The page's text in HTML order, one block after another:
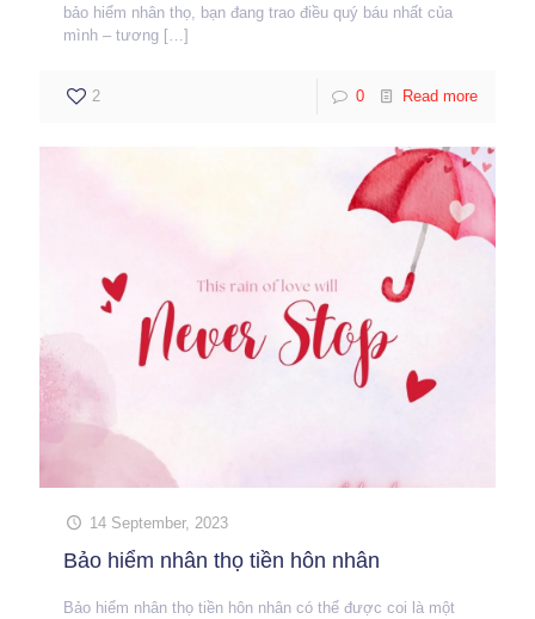
bảo hiểm nhân thọ, bạn đang trao điều quý báu nhất của
mình – tương […]
2 0 Read more
14 September, 2023
Bảo hiểm nhân thọ tiền hôn nhân
Bảo hiểm nhân thọ tiền hôn nhân có thể được coi là một